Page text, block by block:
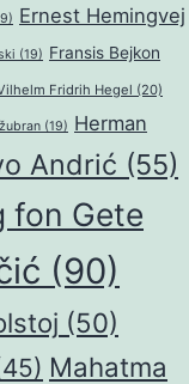
Ernest Hemingvej
(19) Fransis Bejkon
Fridrih Hegel (20)
(19) Herman
Andrić (55)
fon Gete
(90)
(50)
Mahatma